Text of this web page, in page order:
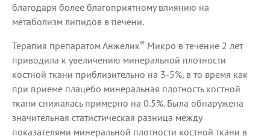
благодаря более благоприятному влиянию на
метаболизм липидов в печени.
Терапия препаратом Анжелик® Микро в течение 2 лет
приводила к увеличению минеральной плотности
костной ткани приблизительно на 3-5%, в то время как
при приеме плацебо минеральная плотность костной
ткани снижалась примерно на 0.5%. Была обнаружена
значительная статистическая разница между
показателями минеральной плотности костной ткани в